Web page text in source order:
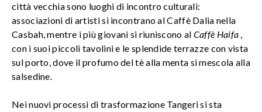
città vecchia sono luoghi di incontro culturali:
associazioni di artisti si incontrano al Caffè Dalia nella
Casbah, mentre i più giovani si riuniscono al Caffè Haifa ,
con i suoi piccoli tavolini e le splendide terrazze con vista
sul porto, dove il profumo del tè alla menta si mescola alla
salsedine.
Nei nuovi processi di trasformazione Tangeri si sta